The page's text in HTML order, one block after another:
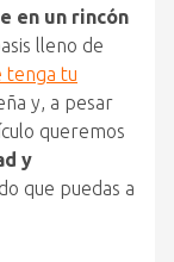
en un rincón
lleno de
tenga tu
y, a pesar
queremos
y
que puedas a